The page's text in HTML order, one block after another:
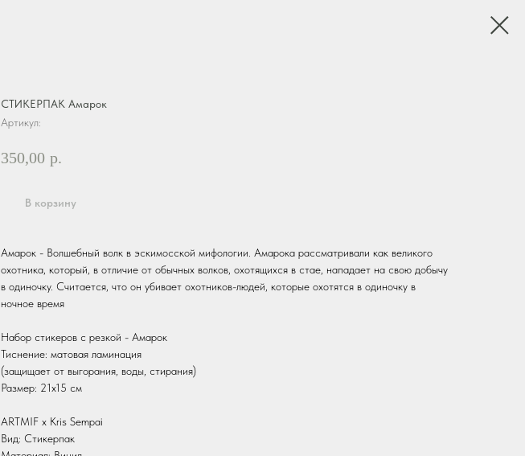
СТИКЕРПАК Амарок
Артикул:
350,00 р.
В корзину
Амарок - Волшебный волк в эскимосской мифологии. Амарока рассматривали как великого
охотника, который, в отличие от обычных волков, охотящихся в стае, нападает на свою добычу
в одиночку. Считается, что он убивает охотников-людей, которые охотятся в одиночку в
ночное время
Набор стикеров с резкой - Амарок
Тиснение: матовая ламинация
(защищает от выгорания, воды, стирания)
Размер: 21х15 см
ARTMIF х Kris Sempai
Вид: Стикерпак